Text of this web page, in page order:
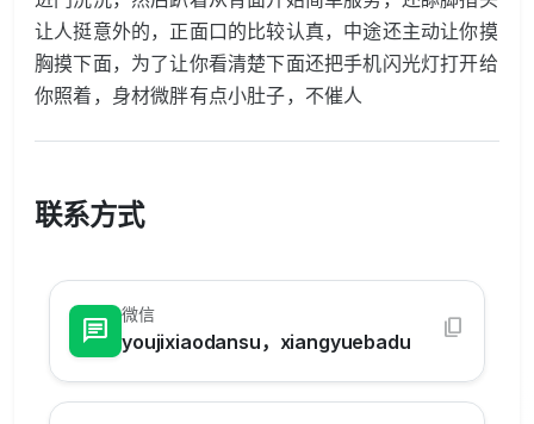
让人挺意外的，正面口的比较认真，中途还主动让你摸
胸摸下面，为了让你看清楚下面还把手机闪光灯打开给
你照着，身材微胖有点小肚子，不催人
联系方式
chat
微信
youjixiaodansu，xiangyuebadu content_copy